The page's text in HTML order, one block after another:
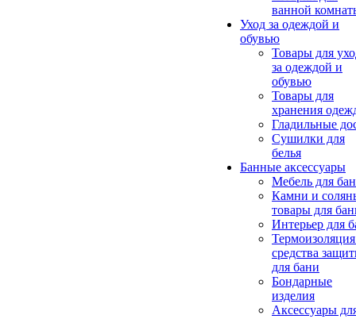
ванной
Уход за одеждой и
обувью
Товары для
за одеждой и
обувью
Товары для
хранения
Гладильные
Сушилки для
белья
Банные аксессуары
Мебель для
Камни и
товары для
Интерьер для
средства
для бани
Бондарные
изделия
Аксеcсуары